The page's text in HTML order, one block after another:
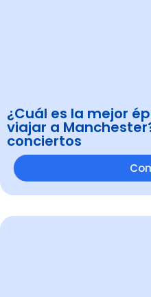
¿Cuál es la mejor
viajar a
conciertos